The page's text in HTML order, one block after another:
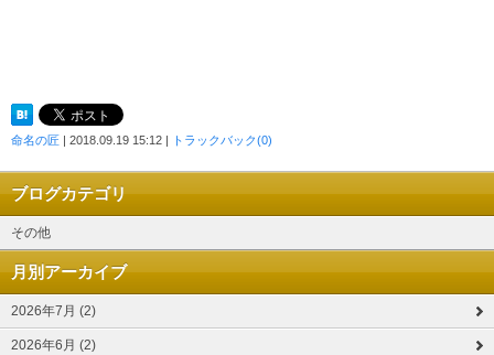
命名の匠 | 2018.09.19 15:12 | トラックバック(0)
ブログカテゴリ
その他
月別アーカイブ
2026年7月 (2)
2026年6月 (2)